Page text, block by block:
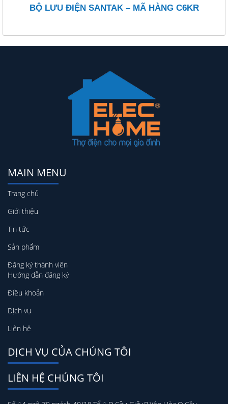
BỘ LƯU ĐIỆN SANTAK – MÃ HÀNG C6KR
MAIN MENU
Trang chủ
Giới thiệu
Tin tức
Sản phẩm
Đăng ký thành viên
Hướng dẫn đăng ký
Điều khoản
Dịch vụ
Liên hệ
DỊCH VỤ CỦA CHÚNG TÔI
LIÊN HỆ CHÚNG TÔI